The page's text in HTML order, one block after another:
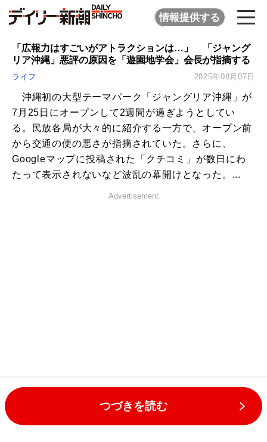
情報提供する
「広報力はすごいがアトラクションは…」 「ジャング
リア沖縄」悪評の原因を「遊園地学会」会長が指摘する
ライフ 2025年08月07日
沖縄初の大型テーマパーク「ジャングリア沖縄」が
7月25日にオープンして2週間が過ぎようとしてい
る。民放各局が大々的に紹介する一方で、オープン前
から交通の便の悪さが指摘されていた。さらに、
Googleマップに投稿された「クチコミ」が数日にわ
たって表示されないなど波乱の幕開けとなった。...
Advertisement
つづきを読む